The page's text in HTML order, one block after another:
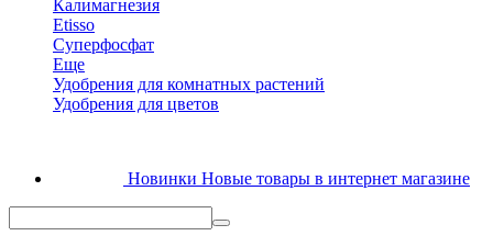
Калимагнезия
Etisso
Суперфосфат
Еще
Удобрения для комнатных растений
Удобрения для цветов
Новинки Новые товары в интернет магазине